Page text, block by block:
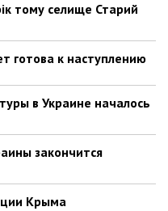
тому селище Старий
готова к наступлению
в Украине началось
закончится
Крыма